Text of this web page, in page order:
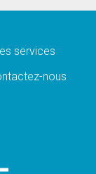
les
de
services
nous